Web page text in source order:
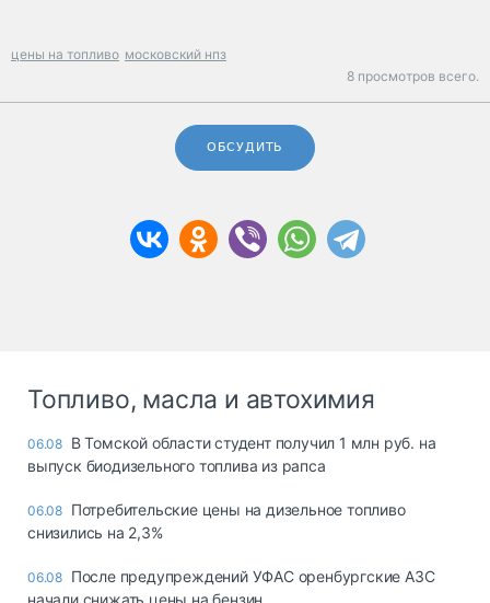
цены на топливо московский нпз
8 просмотров всего.
ОБСУДИТЬ
Топливо, масла и автохимия
06.08 В Томской области студент получил 1 млн руб. на
выпуск биодизельного топлива из рапса
06.08 Потребительские цены на дизельное топливо
снизились на 2,3%
06.08 После предупреждений УФАС оренбургские АЗС
начали снижать цены на бензин